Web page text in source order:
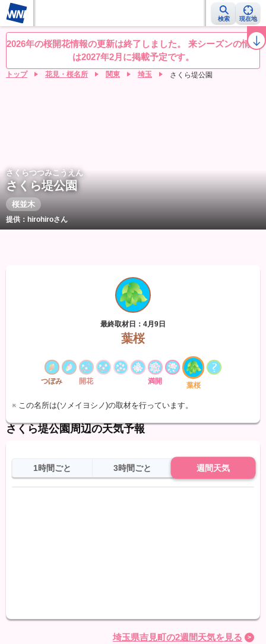
検索 現在地
桜レーダー 名所ランキング 桜開花予想NEWS お花見動画 目的別
2026年の桜開花情報の更新は終了しました。 来シーズンの情報
は2027年2月に掲載予定です。
トップ 花見・桜名所 関東 埼玉 さくら堤公園
さくらつつみこうえん
さくら堤公園
桜並木
提供：hirohiroさん
最終取材日：4月9日
葉桜
つぼみ 開花 満開 葉桜
※ この名所は(ソメイヨシノ)の取材を行っています。
さくら堤公園周辺の天気予報
1時間ごと 3時間ごと 週間天気
埼玉県吉見町の2週間天気を見る